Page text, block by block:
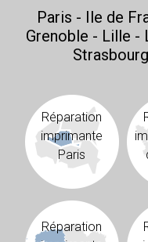
Paris - Ile de
Grenoble - Lille -
Réparation
imprimante
Paris
Réparation